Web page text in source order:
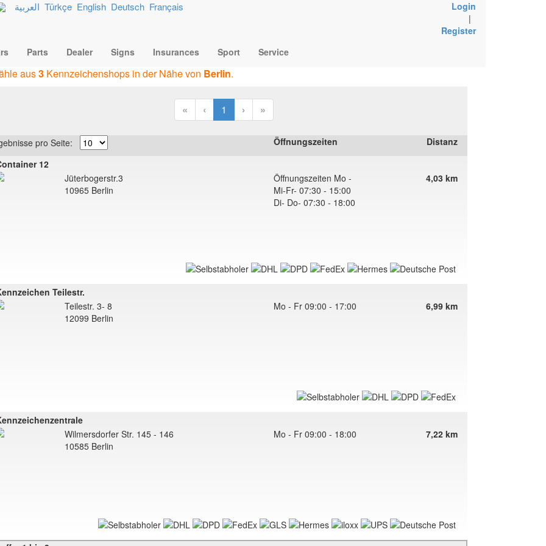
العربية Türkçe English Deutsch Français
Login
|
Register
Parts Dealer Signs Insurances Sport Service
aus3Kennzeichenshops in der Nähe von Berlin.
« ‹ 1 › »
pro Seite: Öffnungszeiten Distanz
12
Jüterbogerstr.3
10965 Berlin
Öffnungszeiten Mo -
Mi-Fr- 07:30 - 15:00
Di- Do- 07:30 - 18:00
4,03 km
Teilestr.
Teilestr. 3- 8
12099 Berlin
Mo - Fr 09:00 - 17:00 6,99 km
Wilmersdorfer Str. 145 - 146
10585 Berlin
Mo - Fr 09:00 - 18:00 7,22 km